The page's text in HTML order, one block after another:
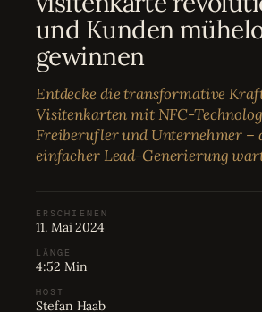
Bewertungen
05 Karriere
06 Partnerprogramm
und Kunden
gewinnen
Entdecke die transformative
Visitenkarten mit NFC-
Freiberufler und Unternehmer –
einfacher Lead-Generierung
ERSCHIENEN
11. Mai 2024
LÄNGE
4:52 Min
HOST
Stefan Haab